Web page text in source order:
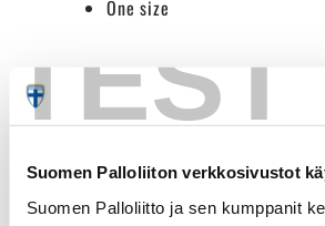
TEST
Suomen Palloliiton verkkosivustot
Suomen Palloliitto ja sen kumppanit
One size
Customer
Be the first to write a